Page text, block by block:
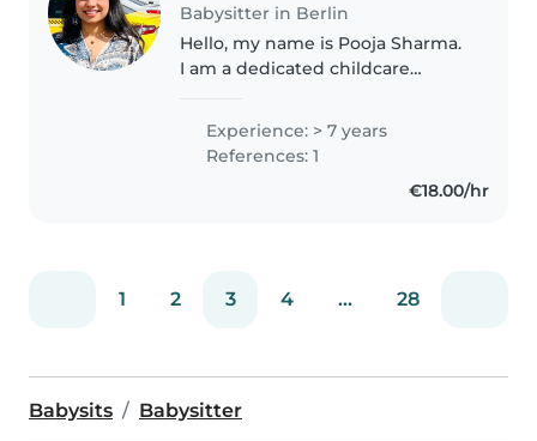
Babysitter in Berlin
Hello, my name is Pooja Sharma.
I am a dedicated childcare
experience caring for infants,
toddlers, preschool, and school-
aged children. My background..
Experience: > 7 years
References: 1
€18.00/hr
1 2 3 4 ... 28
Babysits Babysitter